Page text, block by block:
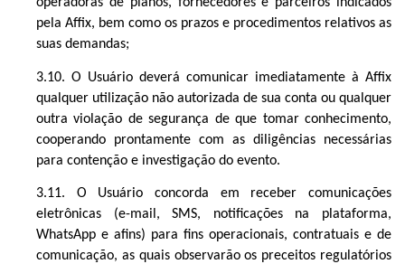
pela Affix, bem como os prazos e procedimentos relativos as
suas demandas;
3.10. O Usuário deverá comunicar imediatamente à Affix
qualquer utilização não autorizada de sua conta ou qualquer
outra violação de segurança de que tomar conhecimento,
cooperando prontamente com as diligências necessárias
para contenção e investigação do evento.
3.11. O Usuário concorda em receber comunicações
eletrônicas (e-mail, SMS, notificações na plataforma,
WhatsApp e afins) para fins operacionais, contratuais e de
comunicação, as quais observarão os preceitos regulatórios